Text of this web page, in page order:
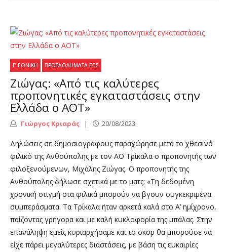
Γ’ ΕΘΝΙΚΉ ΠΡΩΤΑΘΛΉΜΑΤΑ ΕΠΣ
Ζιώγας: «Από τις καλύτερες
προπονητικές εγκαταστάσεις στην
Ελλάδα ο ΑΟΤ»
Γιώργος Κριαράς 20/08/2023
Δηλώσεις σε δημοσιογράφους παραχώρησε μετά το χθεσινό
φιλικό της Ανθούπολης με τον ΑΟ Τρίκαλα ο προπονητής των
φιλοξενούμενων, Μιχάλης Ζιώγας. Ο προπονητής της
Ανθούπολης δήλωσε σχετικά με το ματς: «Τη δεδομένη
χρονική στιγμή στα φιλικά μπορούν να βγουν συγκεκριμένα
συμπεράσματα. Τα Τρίκαλα ήταν αρκετά καλά στο Α’ ημίχρονο,
παίζοντας γρήγορα και με καλή κυκλοφορία της μπάλας. Στην
επανάληψη εμείς κυριαρχήσαμε και το σκορ θα μπορούσε να
είχε πάρει μεγαλύτερες διαστάσεις, με βάση τις ευκαιρίες